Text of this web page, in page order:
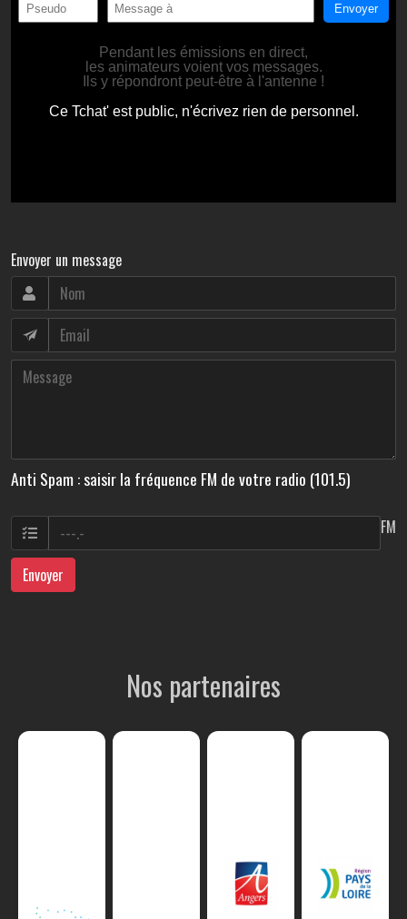
Envoyer un message
Anti Spam : saisir la fréquence FM de votre radio (101.5)
FM
Envoyer
Nos partenaires